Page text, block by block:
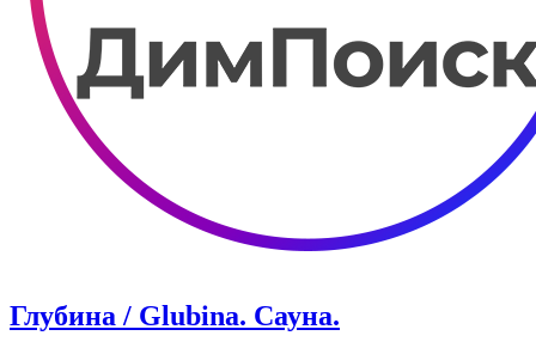
Глубина / Glubina. Сауна.